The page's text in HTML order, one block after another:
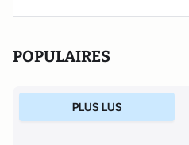
POPULAIRES
PLUS LUS